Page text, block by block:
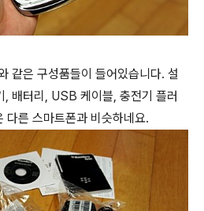
같은 구성품들이 들어있습니다. 설
, 배터리, USB 케이블, 충전기 플러
다른 스마트폰과 비슷하네요.